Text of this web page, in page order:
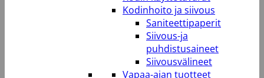
Kodinhoito ja siivous
Saniteettipaperit
Siivous-ja
puhdistusaineet
Siivousvälineet
Vapaa-ajan tuotteet